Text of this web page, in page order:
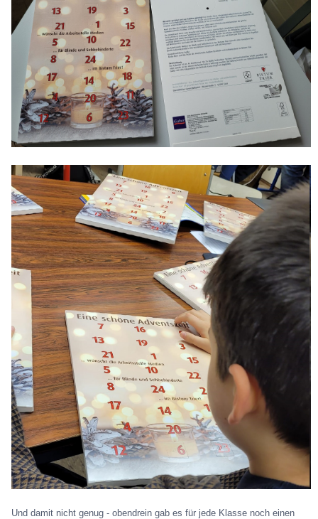
Und damit nicht genug - obendrein gab es für jede Klasse noch einen